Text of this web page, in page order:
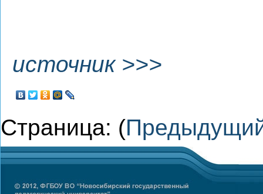
источник >>>
Страница: (